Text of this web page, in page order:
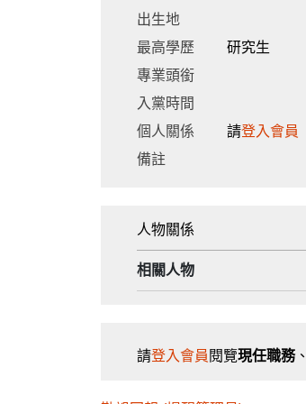
出生地
最高學歷
研究生
專業頭銜
入黨時間
個人關係
請登入會員
備註
人物關係
相關人物
請登入會員 閱覽現任職務、